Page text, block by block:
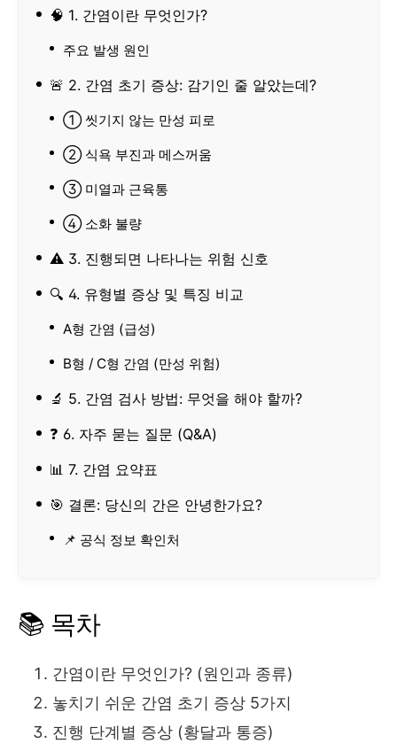
🧠 1. 간염이란 무엇인가?
주요 발생 원인
🚨 2. 간염 초기 증상: 감기인 줄 알았는데?
① 씻기지 않는 만성 피로
② 식욕 부진과 메스꺼움
③ 미열과 근육통
④ 소화 불량
⚠️ 3. 진행되면 나타나는 위험 신호
🔍 4. 유형별 증상 및 특징 비교
A형 간염 (급성)
B형 / C형 간염 (만성 위험)
🔬 5. 간염 검사 방법: 무엇을 해야 할까?
❓ 6. 자주 묻는 질문 (Q&A)
📊 7. 간염 요약표
🎯 결론: 당신의 간은 안녕한가요?
📌 공식 정보 확인처
📚 목차
간염이란 무엇인가? (원인과 종류)
놓치기 쉬운 간염 초기 증상 5가지
진행 단계별 증상 (황달과 통증)